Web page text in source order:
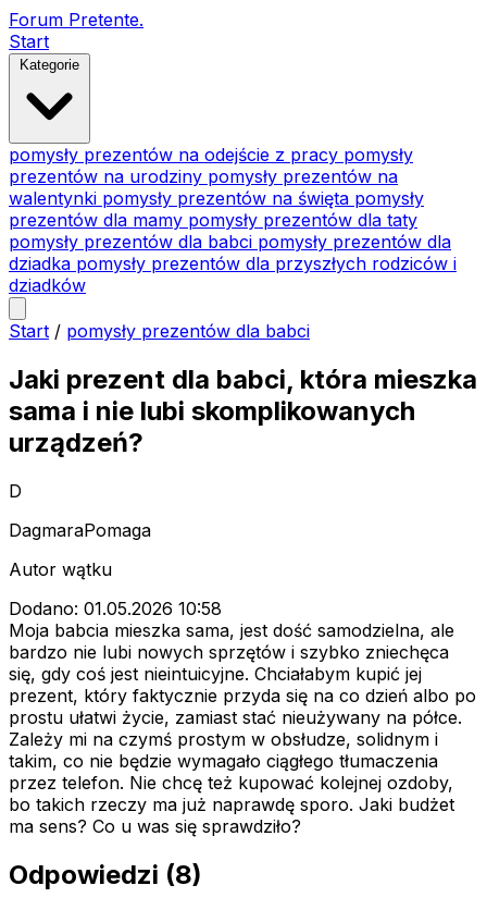
Forum Pretente.
Start
Kategorie
pomysły prezentów na odejście z pracy pomysły
prezentów na urodziny pomysły prezentów na
walentynki pomysły prezentów na święta pomysły
prezentów dla mamy pomysły prezentów dla taty
pomysły prezentów dla babci pomysły prezentów dla
dziadka pomysły prezentów dla przyszłych rodziców i
dziadków
Start / pomysły prezentów dla babci
Jaki prezent dla babci, która mieszka
sama i nie lubi skomplikowanych
urządzeń?
D
DagmaraPomaga
Autor wątku
Dodano: 01.05.2026 10:58
Moja babcia mieszka sama, jest dość samodzielna, ale
bardzo nie lubi nowych sprzętów i szybko zniechęca
się, gdy coś jest nieintuicyjne. Chciałabym kupić jej
prezent, który faktycznie przyda się na co dzień albo po
prostu ułatwi życie, zamiast stać nieużywany na półce.
Zależy mi na czymś prostym w obsłudze, solidnym i
takim, co nie będzie wymagało ciągłego tłumaczenia
przez telefon. Nie chcę też kupować kolejnej ozdoby,
bo takich rzeczy ma już naprawdę sporo. Jaki budżet
ma sens? Co u was się sprawdziło?
Odpowiedzi (8)